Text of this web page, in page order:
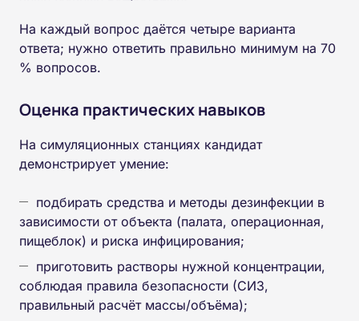
На каждый вопрос даётся четыре варианта
ответа; нужно ответить правильно минимум на 70
% вопросов.
Оценка практических навыков
На симуляционных станциях кандидат
демонстрирует умение:
подбирать средства и методы дезинфекции в
зависимости от объекта (палата, операционная,
пищеблок) и риска инфицирования;
приготовить растворы нужной концентрации,
соблюдая правила безопасности (СИЗ,
правильный расчёт массы/объёма);